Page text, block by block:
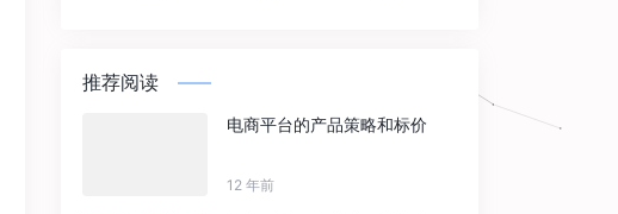
推荐阅读
电商平台的产品策略和标价
12 年前